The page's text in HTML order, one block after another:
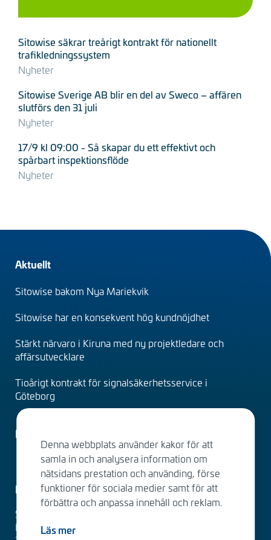
Sitowise säkrar treårigt kontrakt för nationellt
trafikledningssystem
Nyheter
Sitowise Sverige AB blir en del av Sweco – affären
slutförs den 31 juli
Nyheter
17/9 kl 09:00 - Så skapar du ett effektivt och
spårbart inspektionsflöde
Nyheter
Footer
(sv)
Aktuellt
Sitowise bakom Nya Mariekvik
Sitowise har en konsekvent hög kundnöjdhet
Stärkt närvaro i Kiruna med ny projektledare och
affärsutvecklare
Tioårigt kontrakt för signalsäkerhetsservice i
Göteborg
Faktureringsuppgifter
Kontakta oss
Sitowise
Katarinavägen 15, 4tr
Denna webbplats använder kakor för att
samla in och analysera information om
nätsidans prestation och använding, förse
funktioner för sociala medier samt för att
förbättra och anpassa innehåll och reklam.
Läs mer